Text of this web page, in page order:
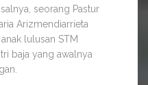
seorang Pastur
Arizmendiarrieta
lulusan STM
baja yang awalnya